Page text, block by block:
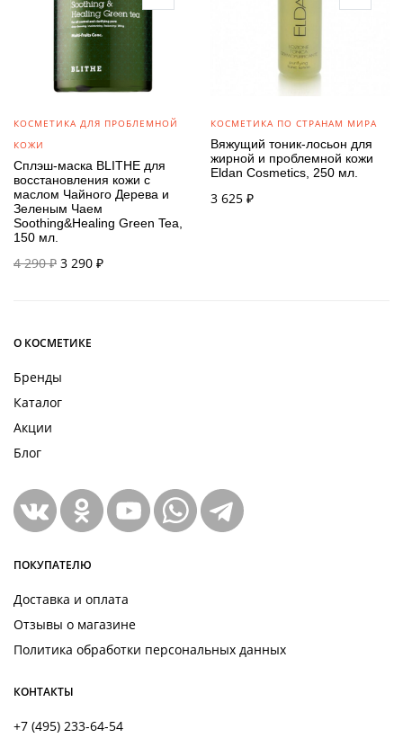
КОСМЕТИКА ДЛЯ ПРОБЛЕМНОЙ
КОЖИ
Сплэш-маска BLITHE для
восстановления кожи с
маслом Чайного Дерева и
Зеленым Чаем
Soothing&Healing Green Tea,
150 мл.
4 290₽ Первоначальная
3 290 ₽Текущая
КОСМЕТИКА ПО СТРАНАМ МИРА
Вяжущий тоник-лосьон для
жирной и проблемной кожи
Eldan Cosmetics, 250 мл.
3 625 ₽
О КОСМЕТИКЕ
Бренды
Каталог
Акции
Блог
ПОКУПАТЕЛЮ
Доставка и оплата
Отзывы о магазине
Политика обработки персональных данных
КОНТАКТЫ
+7 (495) 233-64-54